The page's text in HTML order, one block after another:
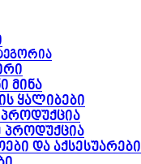
მინა
ყალიბები
პროდუქცია
და აქსესუარები